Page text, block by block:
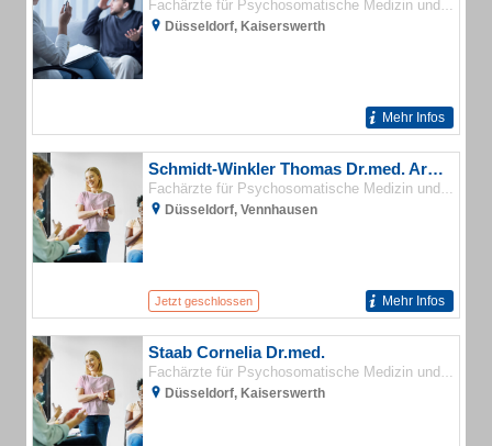
Fachärzte für Psychosomatische Medizin und Psychotherapie
Düsseldorf, Kaiserswerth
Mehr Infos
Schmidt-Winkler Thomas Dr.med. Arzt für Psychotherapeutische Medizin
Fachärzte für Psychosomatische Medizin und Psychotherapie
Düsseldorf, Vennhausen
Jetzt geschlossen Mehr Infos
Staab Cornelia Dr.med.
Fachärzte für Psychosomatische Medizin und Psychotherapie
Düsseldorf, Kaiserswerth